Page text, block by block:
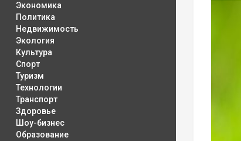
Экономика
Политика
Недвижимость
Экология
Культура
Спорт
Туризм
Технологии
Транспорт
Здоровье
Шоу-бизнес
Образование